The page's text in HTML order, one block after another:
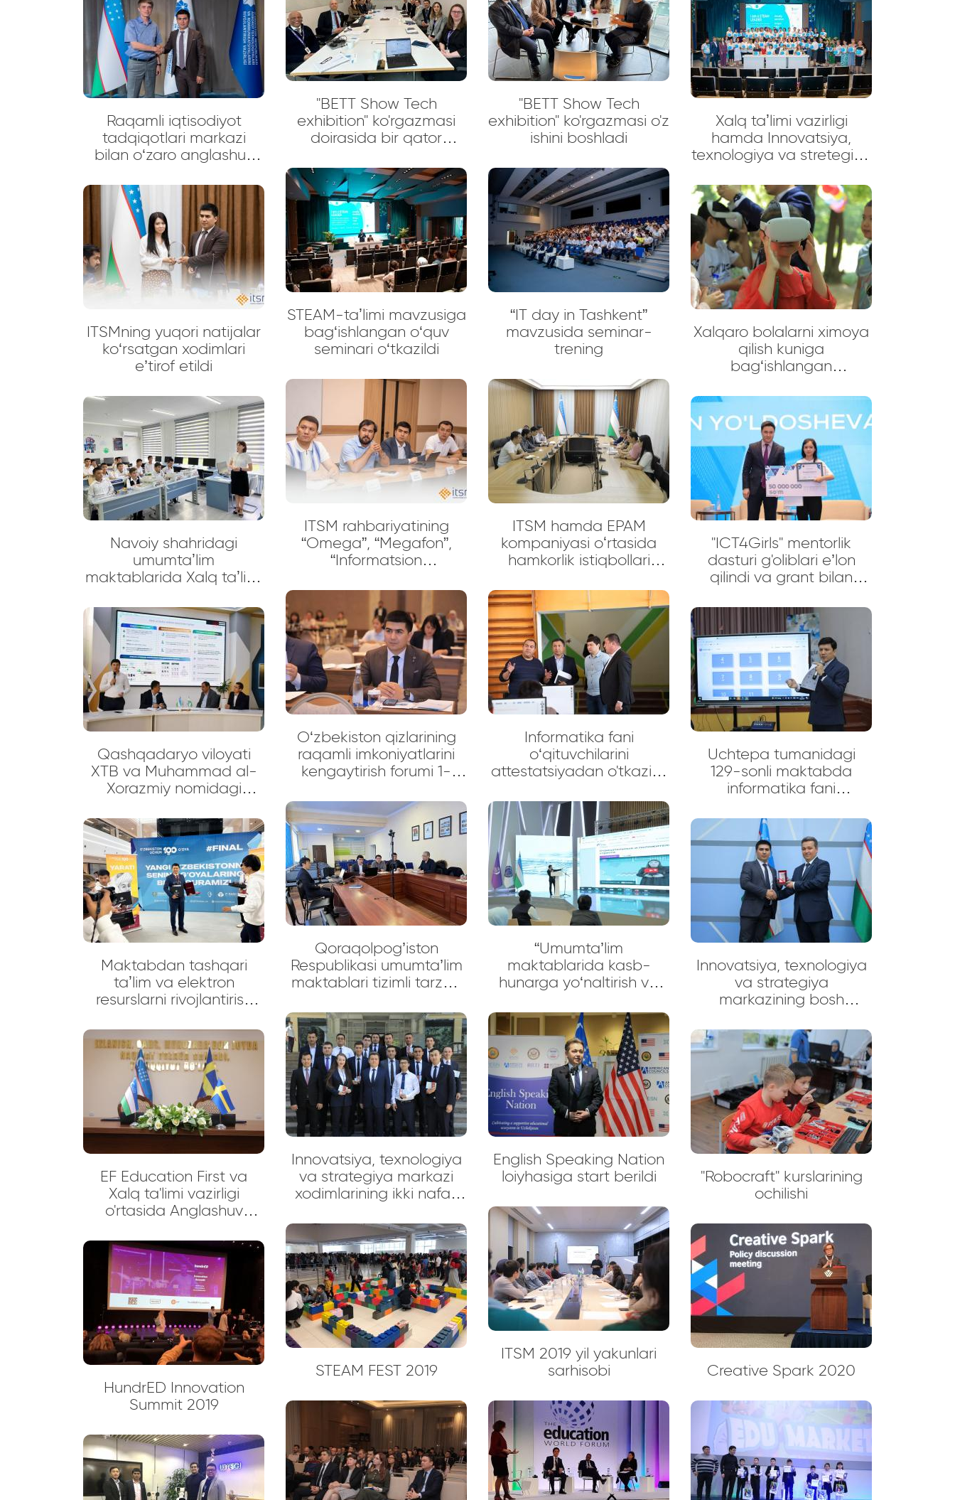
"BETT Show Tech
exhibition" ko'rgazmasi
doirasida bir qator
bo'lib o'tdi
"BETT Show Tech
exhibition" ko'rgazmasi o'z
ishini boshladi
Raqamli iqtisodiyot
tadqiqotlari markazi
bilan o‘zaro anglashuv
Xalq taʼlimi vazirligi
hamda Innovatsiya,
texnologiya va stretegiya
tashkil etilgan o‘quv-
seminari ishtirokchilarining
taqdirlash marosimi bo‘lib
o‘tdi!
STEAM-taʼlimi mavzusiga
bag‘ishlangan o‘quv
seminari o‘tkazildi
“IT day in Tashkent”
mavzusida seminar-
trening
ITSMning yuqori natijalar
ko‘rsatgan xodimlari
e’tirof etildi
Xalqaro bolalarni ximoya
qilish kuniga
bag‘ishlangan
festivalidan fotolavhalar
ITSM rahbariyatining
“Omega”, “Megafon”,
“Informatsion
va “Digital Holding” xorijiy
kompaniyalari vakillari
bilan uchrashuvi bo‘lib
o‘tdi
ITSM hamda EPAM
kompaniyasi oʻrtasida
hamkorlik istiqbollari
Navoiy shahridagi
umumtaʼlim
maktablarida Xalq taʼlimi
taʼlim resurslari taqdimoti
bo‘lib o‘tdi
"ICT4Girls" mentorlik
dasturi g'oliblari e’lon
qilindi va grant bilan
O‘zbekiston qizlarining
raqamli imkoniyatlarini
kengaytirish forumi 1-
Informatika fani
o‘qituvchilarini
attestatsiyadan o'tkazish
o‘rganish maqsadida
soha mas'ullari
Qashqadaryo viloyatiga
tashrif buyurishdi
Qashqadaryo viloyati
XTB va Muhammad al-
Xorazmiy nomidagi
texnologiyalari
universiteti Qarshi filiali
o‘rtasida o‘zaro hamkorlik
memorandumi imzolandi
Uchtepa tumanidagi
129-sonli maktabda
informatika fani
xodimlari uchun elektron
taʼlim resurslari taqdimoti
bo‘lib o‘tdi
Qoraqolpog’iston
Respublikasi umumta’lim
maktablari tizimli tarzda
“Umumta’lim
maktablarida kasb-
hunarga yo‘naltirish va
innovatsion yondashuv”
mavzusida o‘quv-amaliy
seminar
Maktabdan tashqari
taʼlim va elektron
resurslarni rivojlantirish
Farrux Abduvaxidov
tomonidan taklif etilgan
“Mening daraxtim” (“My
tree”) loyihasi final
bosqichida g‘olib deb
topildi va tanlovda TOP-
100 talikdan joy oldi.
Innovatsiya, texnologiya
va strategiya
markazining bosh
Abdunabiyevich
Haydarov "Oʻzbekiston
Respublikasi
Mustaqilligining 30 yilligi"
esdalik nishoni bilan
taqdirlandi!
Innovatsiya, texnologiya
va strategiya markazi
xodimlarining ikki nafari
koʻkrak-nishoni bilan
taqdirlandi
English Speaking Nation
loiyhasiga start berildi
EF Education First va
Xalq ta'limi vazirligi
o'rtasida Anglashuv
"Robocraft" kurslarining
ochilishi
ITSM 2019 yil yakunlari
sarhisobi
STEAM FEST 2019
Creative Spark 2020
HundrED Innovation
Summit 2019